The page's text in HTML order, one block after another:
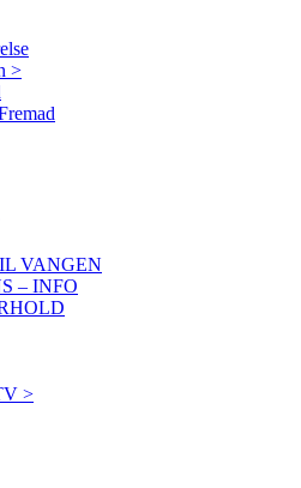
>
VANGEN
– INFO
>